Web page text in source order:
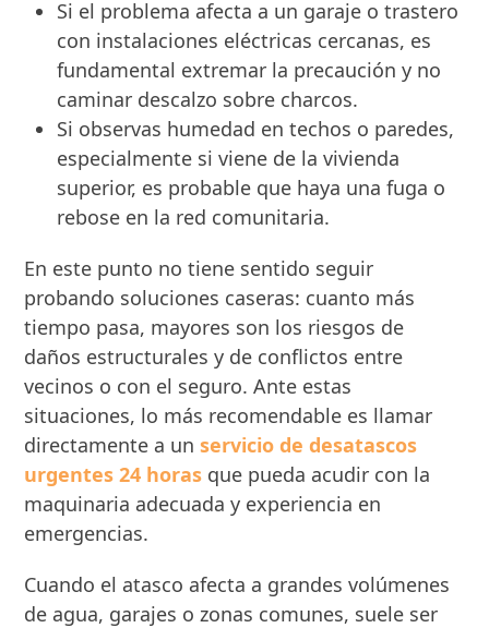
Si el problema afecta a un garaje o trastero
con instalaciones eléctricas cercanas, es
fundamental extremar la precaución y no
caminar descalzo sobre charcos.
Si observas humedad en techos o paredes,
especialmente si viene de la vivienda
superior, es probable que haya una fuga o
rebose en la red comunitaria.
En este punto no tiene sentido seguir
probando soluciones caseras: cuanto más
tiempo pasa, mayores son los riesgos de
daños estructurales y de conflictos entre
vecinos o con el seguro. Ante estas
situaciones, lo más recomendable es llamar
directamente a unservicio de desatascos
urgentes 24 horas que pueda acudir con la
maquinaria adecuada y experiencia en
emergencias.
Cuando el atasco afecta a grandes volúmenes
de agua, garajes o zonas comunes, suele ser